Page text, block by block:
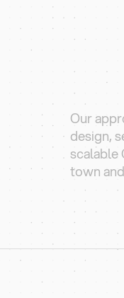
Our
design,
scalable
town